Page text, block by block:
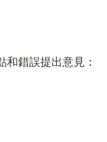
錯誤提出意見：